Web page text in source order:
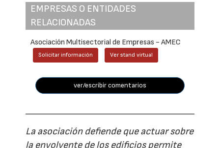
EMPRESAS O ENTIDADES
RELACIONADAS
Asociación Multisectorial de Empresas - AMEC
Solicitar información Ver stand virtual
ver/escribir comentarios
La asociación defiende que actuar sobre
la envolvente de los edificios permite